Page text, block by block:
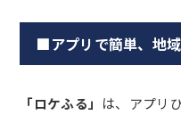
■アプリで簡単、地
「ロケふる」 は、アプリ